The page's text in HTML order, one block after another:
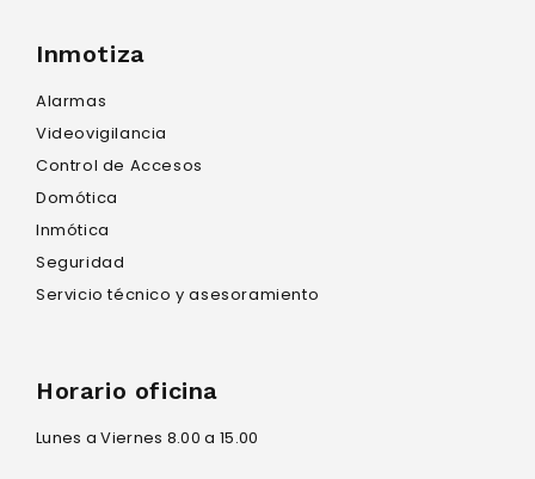
Inmotiza
Alarmas
Videovigilancia
Control de Accesos
Domótica
Inmótica
Seguridad
Servicio técnico y asesoramiento
Horario oficina
Lunes a Viernes 8.00 a 15.00